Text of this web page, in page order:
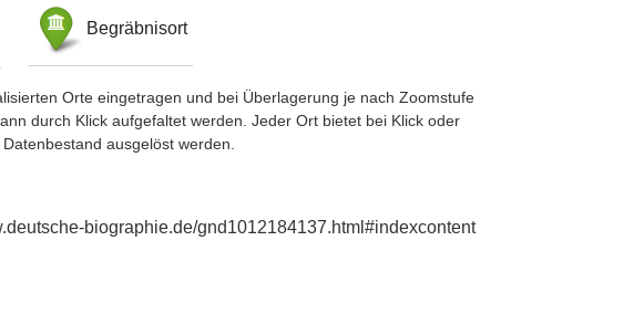
Begräbnisort
Orte eingetragen und bei Überlagerung je nach Zoomstufe
durch Klick aufgefaltet werden. Jeder Ort bietet bei Klick oder
ausgelöst werden.
biographie.de/gnd1012184137.html#indexcontent